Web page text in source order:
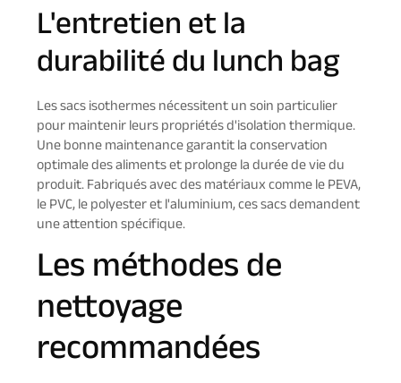
L'entretien et la
durabilité du lunch bag
Les sacs isothermes nécessitent un soin particulier
pour maintenir leurs propriétés d'isolation thermique.
Une bonne maintenance garantit la conservation
optimale des aliments et prolonge la durée de vie du
produit. Fabriqués avec des matériaux comme le PEVA,
le PVC, le polyester et l'aluminium, ces sacs demandent
une attention spécifique.
Les méthodes de
nettoyage
recommandées